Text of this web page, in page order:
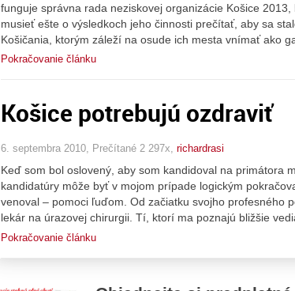
funguje správna rada neziskovej organizácie Košice
musieť ešte o výsledkoch jeho činnosti prečítať, aby sa
Košičania, ktorým záleží na osude ich mesta vnímať ako
Pokračovanie článku
Košice potrebujú ozdraviť
6. septembra 2010, Prečítané 2 297x, richardrasi
Keď som bol oslovený, aby som kandidoval na primátora
kandidatúry môže byť v mojom prípade logickým
venoval – pomoci ľuďom. Od začiatku svojho profesného
lekár na úrazovej chirurgii. Tí, ktorí ma poznajú bližšie
Pokračovanie článku